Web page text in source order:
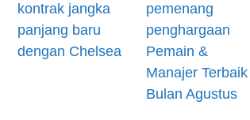
kontrak jangka
panjang baru
dengan Chelsea
pemenang
penghargaan
Pemain &
Manajer Terbaik
Bulan Agustus